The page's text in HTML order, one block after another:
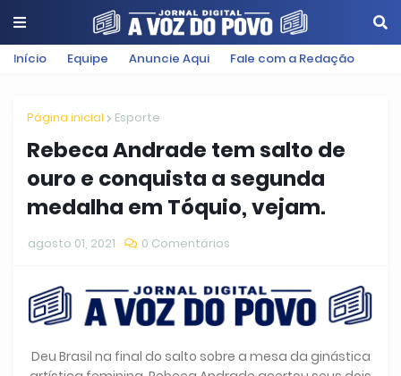
Início Equipe Anuncie Aqui Fale com a Redação
Página inicial Esporte
Rebeca Andrade tem salto de
ouro e conquista a segunda
medalha em Tóquio, vejam.
agosto 01, 2021 0 Comentários
Deu Brasil na final do salto sobre a mesa da ginástica